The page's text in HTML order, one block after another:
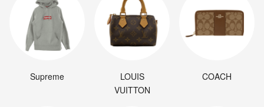
Supreme
LOUIS
VUITTON
COACH